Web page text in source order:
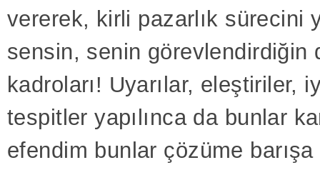
vererek, kirli pazarlık sürecini
sensin, senin görevlendirdiğin
kadroları! Uyarılar, eleştiriler,
tespitler yapılınca da bunlar
efendim bunlar çözüme barışa